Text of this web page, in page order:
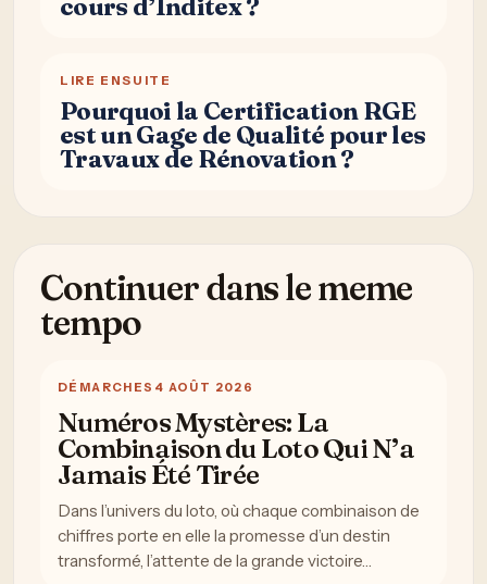
cours d’Inditex ?
LIRE ENSUITE
Pourquoi la Certification RGE
est un Gage de Qualité pour les
Travaux de Rénovation ?
Continuer dans le meme
tempo
DÉMARCHES 4 AOÛT 2026
Numéros Mystères: La
Combinaison du Loto Qui N’a
Jamais Été Tirée
Dans l’univers du loto, où chaque combinaison de
chiffres porte en elle la promesse d’un destin
transformé, l’attente de la grande victoire…